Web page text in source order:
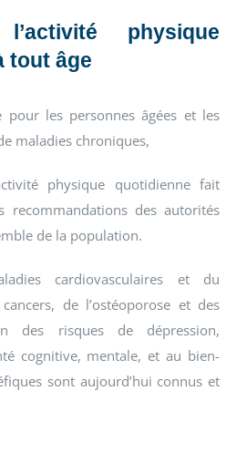
l’activité physique
tout âge
pour les personnes âgées et les
maladies chroniques,
physique quotidienne fait
recommandations des autorités
de la population.
cardiovasculaires et du
de l’ostéoporose et des
des risques de dépression,
cognitive, mentale, et au bien-
sont aujourd’hui connus et